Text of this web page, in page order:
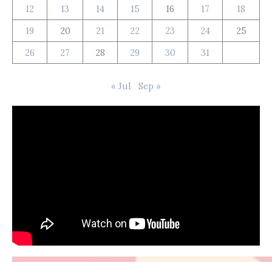
12
13 14 15 16 17
18
19
20 21 22 23 24
25
26
27 28 29 30 31
« Jul Sep »